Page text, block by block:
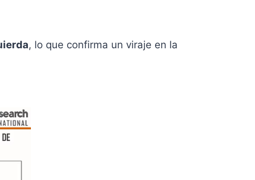
, lo que confirma un viraje en la